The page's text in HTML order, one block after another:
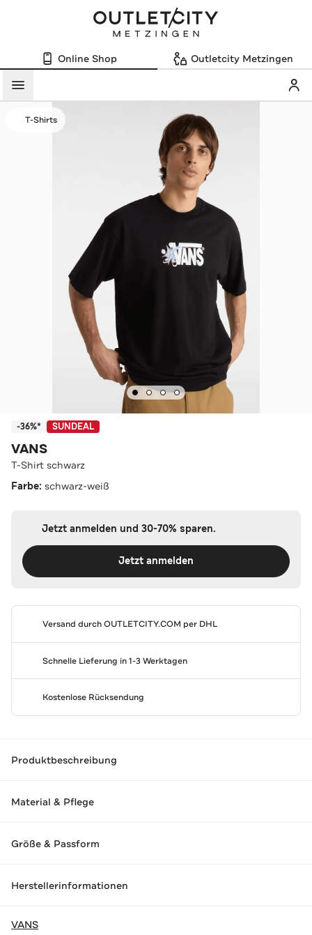
Online Shop Outletcity Metzingen
Menü
T-Shirts
-36%* SUNDEAL
VANS
T-Shirt schwarz
Farbe: schwarz-weiß
Jetzt anmelden und 30-70% sparen.
Jetzt anmelden
Versand durchOUTLETCITY.COM per DHL
Schnelle Lieferung in 1-3 Werktagen
Kostenlose Rücksendung
Produktbeschreibung
Material & Pflege
Größe & Passform
Herstellerinformationen
VANS